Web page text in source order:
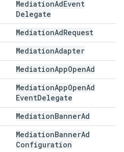
MediationAdEvent
Delegate
MediationAdRequest
MediationAdapter
MediationAppOpenAd
MediationAppOpenAd
EventDelegate
MediationBannerAd
MediationBannerAd
Configuration